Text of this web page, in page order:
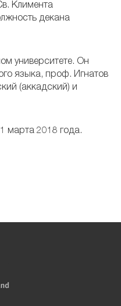
Климента
декана
университете. Он
языка, проф. Игнатов
(аккадский) и
марта 2018 года.